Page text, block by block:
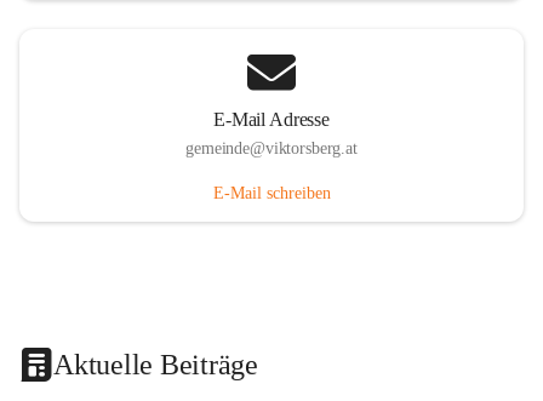
E-Mail Adresse
gemeinde@viktorsberg.at
E-Mail schreiben
Aktuelle Beiträge